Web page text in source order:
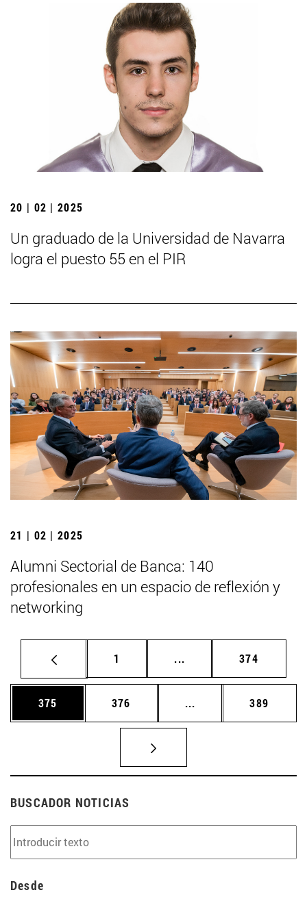
20 | 02 | 2025
Un graduado de la Universidad de Navarra
logra el puesto 55 en el PIR
21 | 02 | 2025
Alumni Sectorial de Banca: 140
profesionales en un espacio de reflexión y
networking
Página
1 ... Páginas intermedias
Página
374
Página
375 Página
376 ... Páginas intermedias
Página
389
BUSCADOR NOTICIAS
Desde